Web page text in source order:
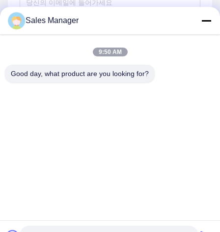
중국 상등품 초극세사 스포츠 타월 공급자. 저작권 (c) 2022-
Sales Manager
9:50 AM
Good day, what product are you looking for?